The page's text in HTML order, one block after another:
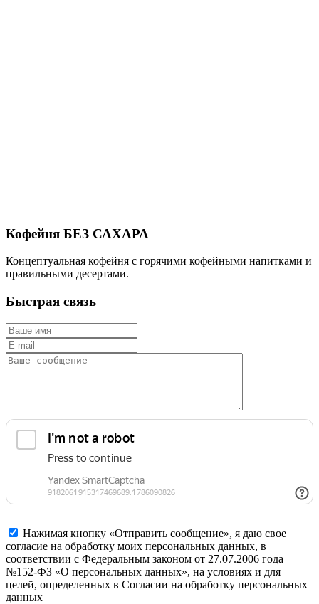
Кофейня БЕЗ САХАРА
Концептуальная кофейня с горячими кофейными напитками и
правильными десертами.
Быстрая связь
Нажимая кнопку «Отправить сообщение», я даю свое
согласие на обработку моих персональных данных, в
соответствии с Федеральным законом от 27.07.2006 года
№152-ФЗ «О персональных данных», на условиях и для
целей, определенных в Согласии на обработку персональных
данных